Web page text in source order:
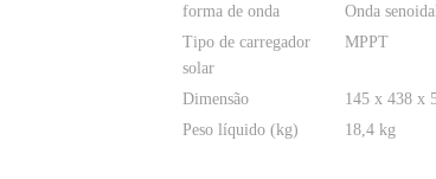
forma de onda
Onda
Tipo de carregador
solar
MPPT
Dimensão
145 x 438 x
Peso líquido (kg)
18,4 kg